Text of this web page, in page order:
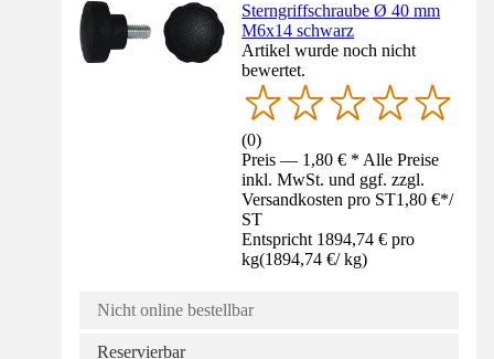
Sterngriffschraube Ø 40 mm
M6x14 schwarz
Artikel wurde noch nicht
bewertet.
(0)
Preis — 1,80 € * Alle Preise
inkl. MwSt. und ggf. zzgl.
Versandkosten pro ST1,80 €*/
ST
Entspricht 1894,74 € pro
kg(1894,74 €/ kg)
Nicht online bestellbar
Reservierbar